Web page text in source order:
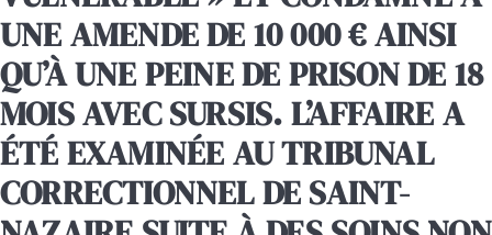
UNE AMENDE DE 10 000 € AINSI
QU’À UNE PEINE DE PRISON DE 18
MOIS AVEC SURSIS. L’AFFAIRE A
ÉTÉ EXAMINÉE AU TRIBUNAL
CORRECTIONNEL DE SAINT-